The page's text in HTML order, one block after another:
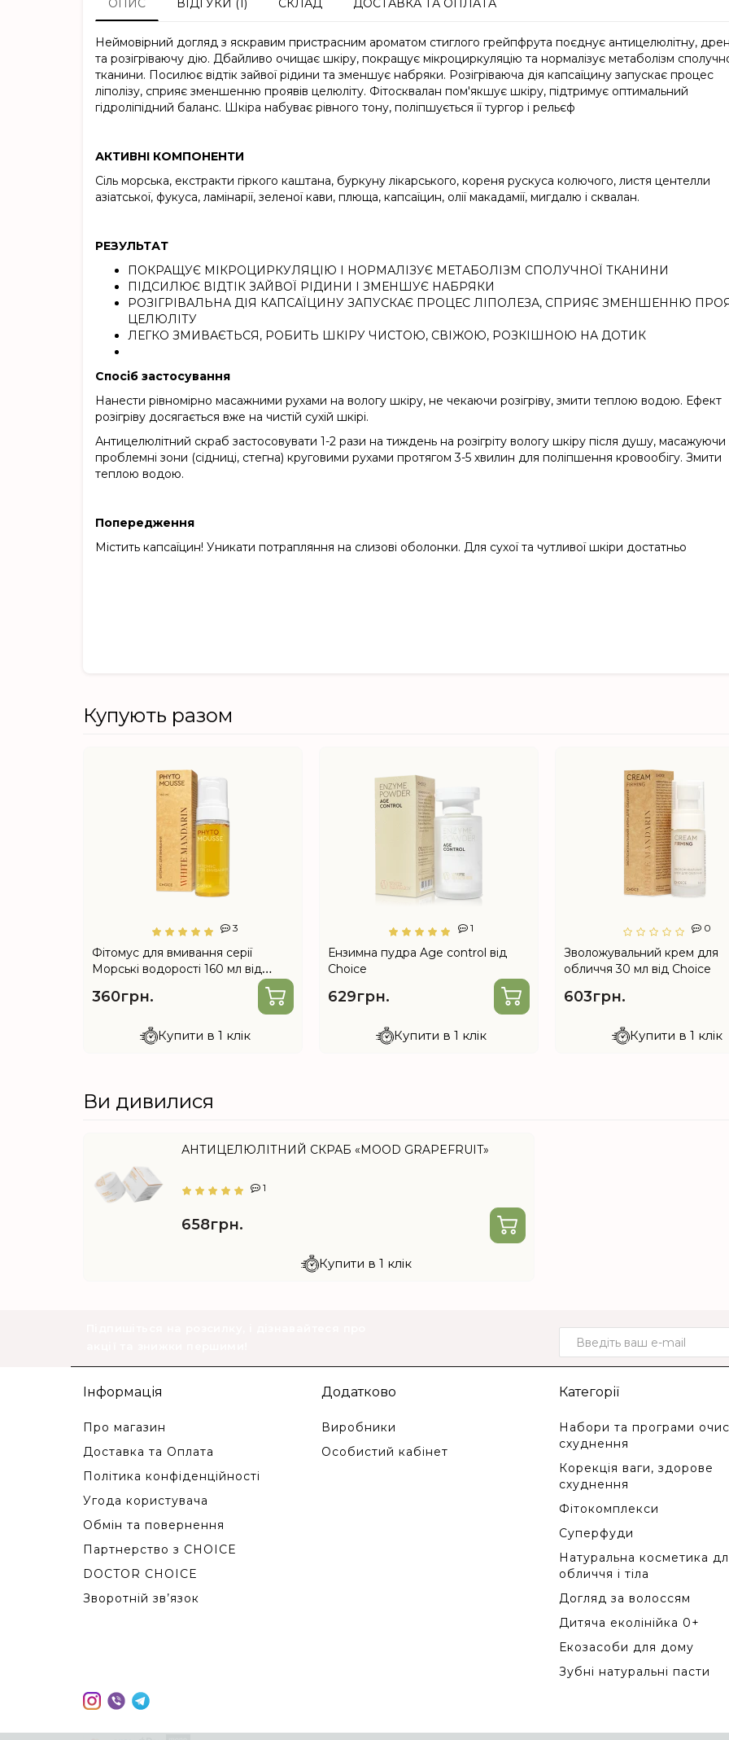
ОПИС ВІДГУКИ (1) СКЛАД ДОСТАВКА ТА ОПЛАТА
Неймовірний догляд з яскравим пристрасним ароматом стиглого грейпфрута поєднує антицелюлітну,
та розігріваючу дію. Дбайливо очищає шкіру, покращує мікроциркуляцію та нормалізує метаболізм
тканини. Посилює відтік зайвої рідини та зменшує набряки. Розігріваюча дія капсаїцину запускає процес
ліполізу, сприяє зменшенню проявів целюліту. Фітосквалан пом'якшує шкіру, підтримує оптимальний
гідроліпідний баланс. Шкіра набуває рівного тону, поліпшується її тургор і рельєф
АКТИВНІ КОМПОНЕНТИ
Сіль морська, екстракти гіркого каштана, буркуну лікарського, кореня рускуса колючого, листя центелли
азіатської, фукуса, ламінарії, зеленої кави, плюща, капсаїцин, олії макадамії, мигдалю і сквалан.
РЕЗУЛЬТАТ
ПОКРАЩУЄ МІКРОЦИРКУЛЯЦІЮ І НОРМАЛІЗУЄ МЕТАБОЛІЗМ СПОЛУЧНОЇ ТКАНИНИ
ПІДСИЛЮЄ ВІДТІК ЗАЙВОЇ РІДИНИ І ЗМЕНШУЄ НАБРЯКИ
РОЗІГРІВАЛЬНА ДІЯ КАПСАЇЦИНУ ЗАПУСКАЄ ПРОЦЕС ЛІПОЛЕЗА, СПРИЯЄ ЗМЕНШЕННЮ
ЦЕЛЮЛІТУ
ЛЕГКО ЗМИВАЄТЬСЯ, РОБИТЬ ШКІРУ ЧИСТОЮ, СВІЖОЮ, РОЗКІШНОЮ НА ДОТИК
Спосіб застосування
Нанести рівномірно масажними рухами на вологу шкіру, не чекаючи розігріву, змити теплою водою. Ефект
розігріву досягається вже на чистій сухій шкірі.
Антицелюлітний скраб застосовувати 1-2 рази на тиждень на розігріту вологу шкіру після душу, масажуючи
проблемні зони (сідниці, стегна) круговими рухами протягом 3-5 хвилин для поліпшення кровообігу. Змити
теплою водою.
Попередження
Містить капсаїцин! Уникати потрапляння на слизові оболонки. Для сухої та чутливої шкіри достатньо
Купують разом
3
Фітомус для вмивання серії
Морські водорості 160 мл від
360грн.
Купити в 1 клік
1
Ензимна пудра Age control від
Choice
629грн.
Купити в 1 клік
0
Зволожувальний крем для
обличчя 30 мл від Choice
603грн.
Купити в 1 клік
Ви дивилися
АНТИЦЕЛЮЛІТНИЙ СКРАБ «MOOD GRAPEFRUIT»
1
658грн.
Купити в 1 клік
Інформація
Про магазин
Доставка та Оплата
Політика конфіденційності
Угода користувача
Обмін та повернення
Партнерство з CHOICE
DOCTOR CHOICE
Зворотній зв’язок
Додатково
Виробники
Особистий кабінет
Категорії
Набори та програми
схуднення
Корекція ваги, здорове
схуднення
Фітокомплекси
Суперфуди
Натуральна косметика
обличчя і тіла
Догляд за волоссям
Дитяча еколінійка 0+
Екозасоби для дому
Зубні натуральні пасти